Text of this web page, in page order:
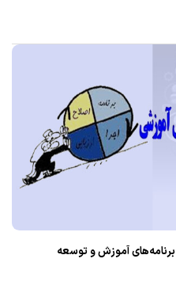
آموزش و توسعه